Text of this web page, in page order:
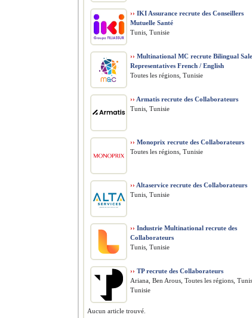
›› IKI Assurance recrute des Conseillers
Mutuelle Santé
Tunis, Tunisie
›› Multinational MC recrute Bilingual
Representatives French / English
Toutes les régions, Tunisie
›› Armatis recrute des Collaborateurs
Tunis, Tunisie
›› Monoprix recrute des Collaborateurs
Toutes les régions, Tunisie
›› Altaservice recrute des Collaborateurs
Tunis, Tunisie
›› Industrie Multinational recrute des
Collaborateurs
Tunis, Tunisie
›› TP recrute des Collaborateurs
Ariana, Ben Arous, Toutes les régions, Tunis,
Tunisie
Aucun article trouvé.